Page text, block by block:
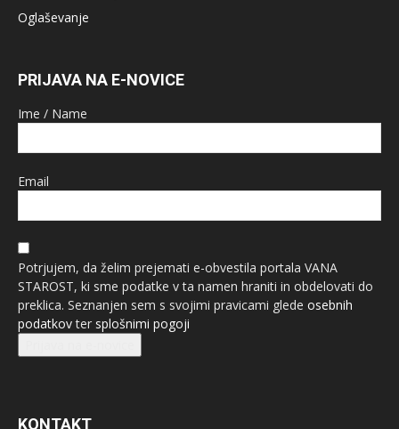
Oglaševanje
PRIJAVA NA E-NOVICE
Ime / Name
Email
Potrjujem, da želim prejemati e-obvestila portala VANA
STAROST, ki sme podatke v ta namen hraniti in obdelovati do
preklica. Seznanjen sem s svojimi pravicami glede osebnih
podatkovter splošnimi pogoji
KONTAKT